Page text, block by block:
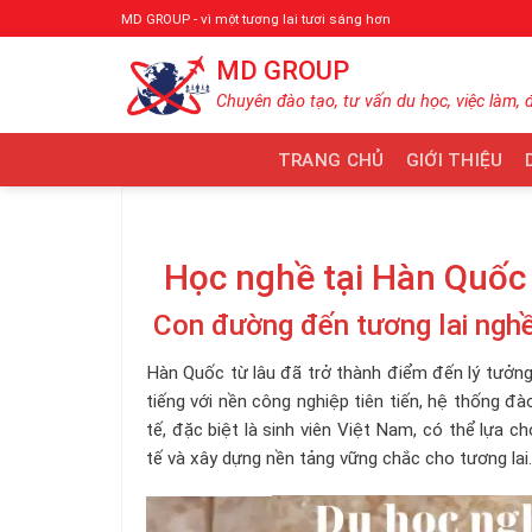
qua
MD GROUP - vì một tương lai tươi sáng hơn
MD GROUP
Chuyên đào tạo, tư vấn du học, việc làm,
TRANG CHỦ GIỚI THIỆU
Học nghề tại Hàn Quốc
Con đường đến tương lai
Hàn Quốc từ lâu đã trở thành điểm đến lý
tiếng với nền công nghiệp tiên tiến, hệ thống
tế, đặc biệt là sinh viên Việt Nam, có thể lựa
tế và xây dựng nền tảng vững chắc cho tương lai.